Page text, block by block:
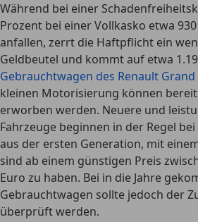
Während bei einer
Prozent bei einer Vollkasko etwa
anfallen, zerrt die Haftpflicht ein
Geldbeutel und kommt auf etwa
Gebrauchtwagen des Renault Grand
kleinen Motorisierung können
erworben werden. Neuere und
Fahrzeuge beginnen in der Regel
aus der ersten Generation, mit
sind ab einem günstigen Preis
Euro zu haben. Bei in die Jahre
Gebrauchtwagen sollte jedoch der
überprüft werden.